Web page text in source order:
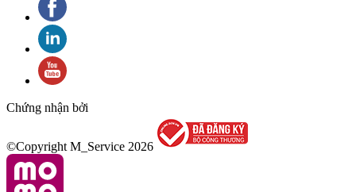
Chứng nhận bởi
©Copyright M_Service 2026